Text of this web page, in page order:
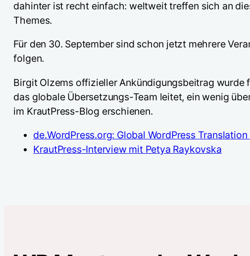
dahinter ist recht einfach: weltweit treffen sich an
Themes.
Für den 30. September sind schon jetzt mehrere
folgen.
Birgit Olzems offizieller Ankündigungsbeitrag wurde
das globale Übersetzungs-Team leitet, ein wenig
im KrautPress-Blog erschienen.
de.WordPress.org: Global WordPress Translation
KrautPress-Interview mit Petya Raykovska